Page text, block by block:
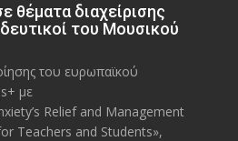
θέματα διαχείρισης
του Μουσικού
του ευρωπαϊκού
με
Relief and Management
Teachers and Students»,